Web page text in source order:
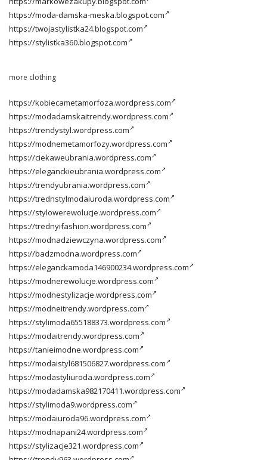
https://moda-damska-meska.blogspot.com
https://twojastylistka24.blogspot.com
https://stylistka360.blogspot.com
more clothing
https://kobiecametamorfoza.wordpress.com
https://modadamskaitrendy.wordpress.com
https://trendystyl.wordpress.com
https://modnemetamorfozy.wordpress.com
https://ciekaweubrania.wordpress.com
https://eleganckieubrania.wordpress.com
https://trendyubrania.wordpress.com
https://trednstylmodaiuroda.wordpress.com
https://stylowerewolucje.wordpress.com
https://trednyifashion.wordpress.com
https://modnadziewczyna.wordpress.com
https://badzmodna.wordpress.com
https://eleganckamoda146900234.wordpress.com
https://modnerewolucje.wordpress.com
https://modnestylizacje.wordpress.com
https://modneitrendy.wordpress.com
https://stylimoda655188373.wordpress.com
https://modaitrendy.wordpress.com
https://tanieimodne.wordpress.com
https://modaistyl681506827.wordpress.com
https://modastyliuroda.wordpress.com
https://modadamska982170411.wordpress.com
https://stylimoda9.wordpress.com
https://modaiuroda96.wordpress.com
https://modnapani24.wordpress.com
https://stylizacje321.wordpress.com